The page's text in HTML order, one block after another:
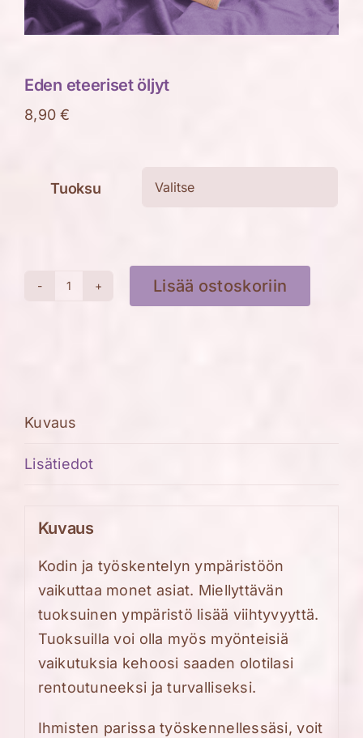
Eden eteeriset öljyt
8,90€
Tuoksu
Lisää ostoskoriin
Kuvaus
Lisätiedot
Kuvaus
Kodin ja työskentelyn ympäristöön
vaikuttaa monet asiat. Miellyttävän
tuoksuinen ympäristö lisää viihtyvyyttä.
Tuoksuilla voi olla myös myönteisiä
vaikutuksia kehoosi saaden olotilasi
rentoutuneeksi ja turvalliseksi.
Ihmisten parissa työskennellessäsi, voit